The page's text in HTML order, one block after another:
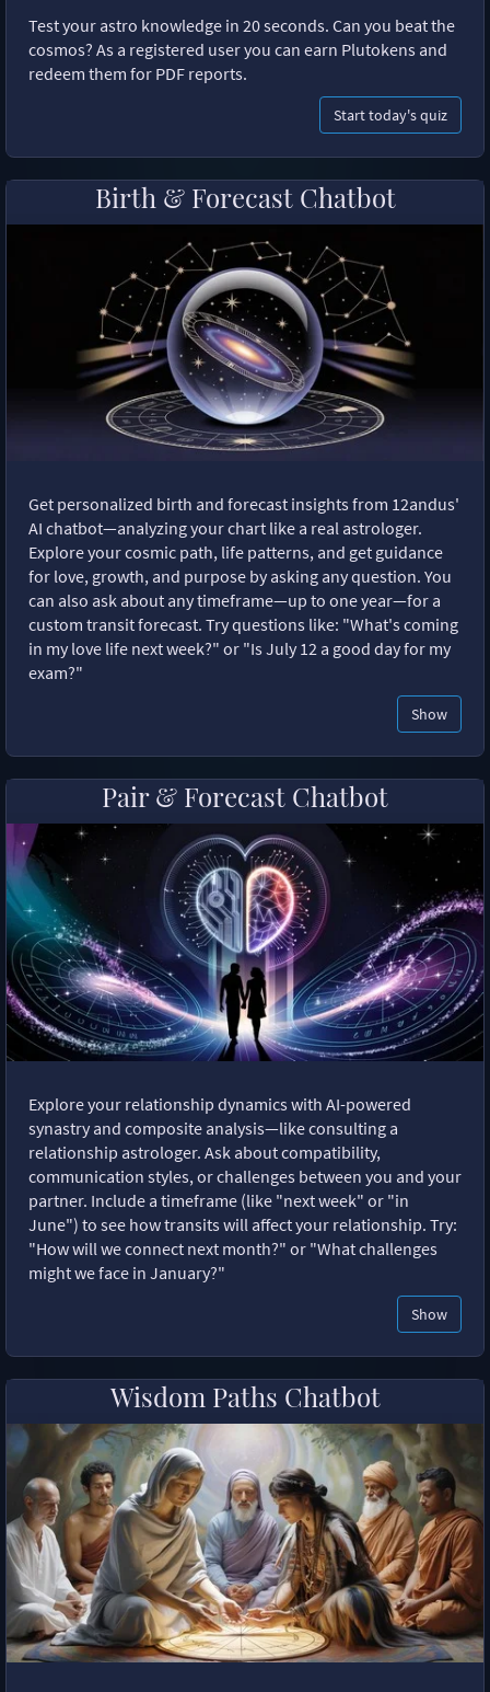
Test your astro knowledge in 20 seconds. Can you beat the
cosmos? As a registered user you can earn Plutokens and
redeem them for PDF reports.
Start today's quiz
Birth & Forecast Chatbot
Get personalized birth and forecast insights from 12andus'
AI chatbot—analyzing your chart like a real astrologer.
Explore your cosmic path, life patterns, and get guidance
for love, growth, and purpose by asking any question. You
can also ask about any timeframe—up to one year—for a
custom transit forecast. Try questions like: "What's coming
in my love life next week?" or "Is July 12 a good day for my
exam?"
Show
Pair & Forecast Chatbot
Explore your relationship dynamics with AI-powered
synastry and composite analysis—like consulting a
relationship astrologer. Ask about compatibility,
communication styles, or challenges between you and your
partner. Include a timeframe (like "next week" or "in
June") to see how transits will affect your relationship. Try:
"How will we connect next month?" or "What challenges
might we face in January?"
Show
Wisdom Paths Chatbot